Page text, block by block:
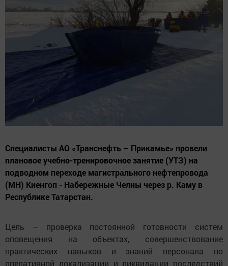
Специалисты АО «Транснефть – Прикамье» провели
плановое учебно-тренировочное занятие (УТЗ) на
подводном переходе магистрального нефтепровода
(МН) Киенгоп - Набережные Челны через р. Каму в
Республике Татарстан.
Цель – проверка постоянной готовности систем
оповещения на объектах, совершенствование
практических навыков и знаний персонала по
оперативной локализации и ликвидации последствий